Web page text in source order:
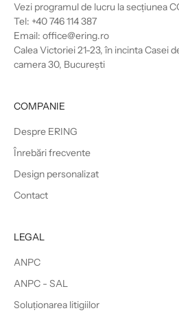
Vezi programul de lucru la secțiunea
Tel: +40 746 114 387
Email: office@ering.ro
Calea Victoriei 21-23, în incinta Casei
camera 30, București
COMPANIE
Despre ERING
Înrebări frecvente
Design personalizat
Contact
LEGAL
ANPC
ANPC - SAL
Soluționarea litigiilor